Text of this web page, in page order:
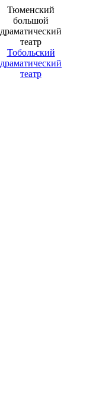
Тюменский
большой
драматический
театр
Тобольский
драматический
театр